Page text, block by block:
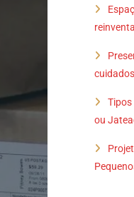
Tipos
ou